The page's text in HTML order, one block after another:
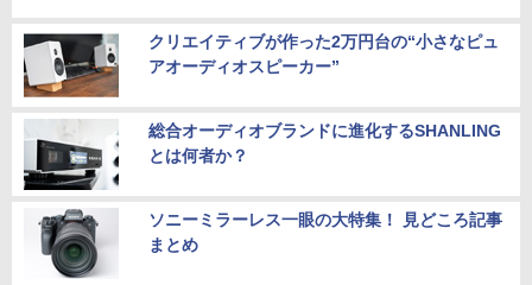
クリエイティブが作った2万円台の“小さなピュ
アオーディオスピーカー”
総合オーディオブランドに進化するSHANLING
とは何者か？
ソニーミラーレス一眼の大特集！ 見どころ記事
まとめ